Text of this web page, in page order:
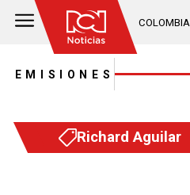
COLOMBIA
EMISIONES
Richard Aguilar